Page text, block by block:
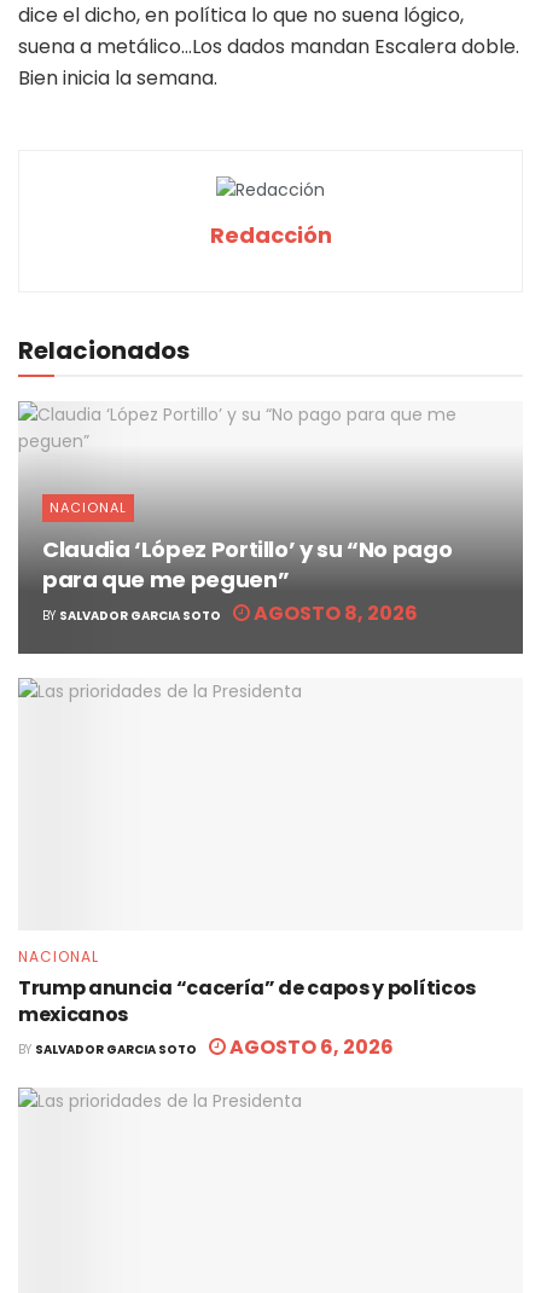
dice el dicho, en política lo que no suena lógico,
suena a metálico…Los dados mandan Escalera doble.
Bien inicia la semana.
Redacción
Relacionados
NACIONAL
Claudia ‘López Portillo’ y su “No pago
para que me peguen”
BY SALVADOR GARCIA SOTO AGOSTO 8, 2026
NACIONAL
Trump anuncia “cacería” de capos y políticos
mexicanos
BY SALVADOR GARCIA SOTO AGOSTO 6, 2026